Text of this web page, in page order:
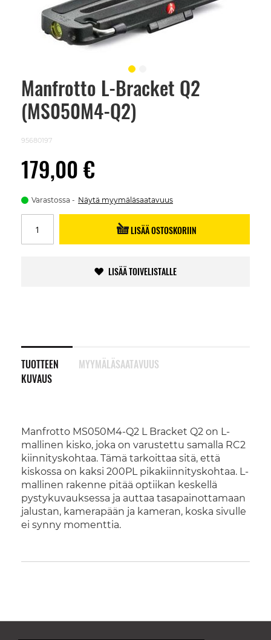
Manfrotto L-Bracket Q2
(MS050M4-Q2)
95680197
179,00 €
Varastossa Näytä myymäläsaatavuus
LISÄÄ OSTOSKORIIN
LISÄÄ TOIVELISTALLE
TUOTTEEN
KUVAUS
Manfrotto MS050M4-Q2 L Bracket Q2 on L-
mallinen kisko, joka on varustettu samalla RC2
kiinnityskohtaa. Tämä tarkoittaa sitä, että
kiskossa on kaksi 200PL pikakiinnityskohtaa. L-
mallinen rakenne pitää optiikan keskellä
pystykuvauksessa ja auttaa tasapainottamaan
jalustan, kamerapään ja kameran, koska sivulle
ei synny momenttia.
MYYMÄLÄSAATAVUUS
Skip
beginning
images